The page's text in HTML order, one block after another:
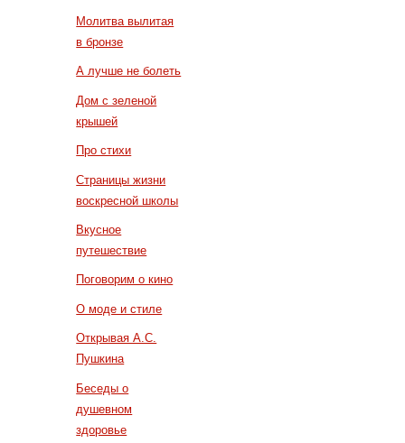
Молитва вылитая
в бронзе
А лучше не болеть
Дом с зеленой
крышей
Про стихи
Страницы жизни
воскресной школы
Вкусное
путешествие
Поговорим о кино
О моде и стиле
Открывая А.С.
Пушкина
Беседы о
душевном
здоровье